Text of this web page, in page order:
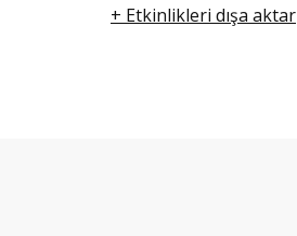
+ Etkinlikleri dışa aktar